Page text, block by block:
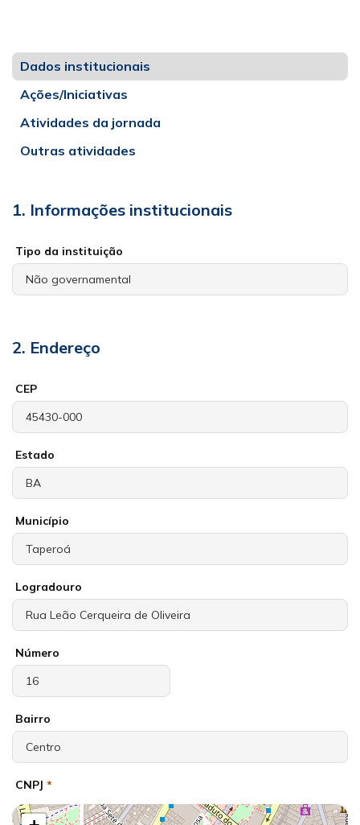
Dados institucionais
Ações/Iniciativas
Atividades da jornada
Outras atividades
1. Informações institucionais
Tipo da instituição
2. Endereço
CEP
Estado
Município
Logradouro
Número
Bairro
CNPJ *